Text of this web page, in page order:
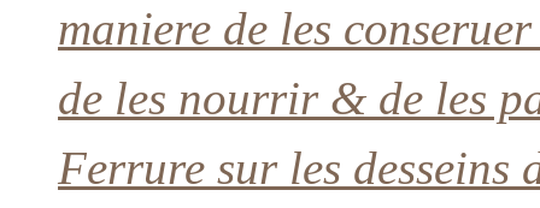
maniere de les
de les nourrir & de les
Ferrure sur les desseins